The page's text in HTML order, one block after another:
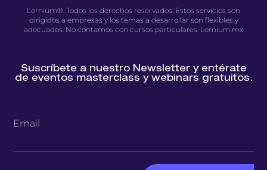
Lernium®. Todos los derechos reservados. Estos servicios son
dirigidos a empresas y los temas a desarrollar son flexibles y
adecuados. No contamos con cursos particulares. Lernium.mx
Suscríbete a nuestro Newsletter y entérate
de eventos masterclass y webinars gratuitos.
Email